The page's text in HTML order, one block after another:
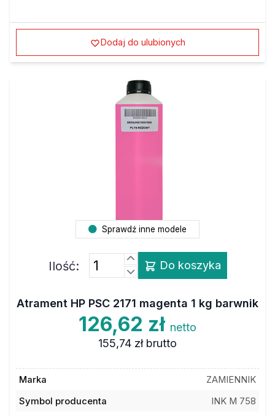
Dodaj do ulubionych
Sprawdź inne modele
Ilość: Do koszyka
Atrament HP PSC 2171 magenta 1 kg barwnik
126,62 zł netto
155,74 zł brutto
Marka
ZAMIENNIK
Symbol producenta
INK M 758